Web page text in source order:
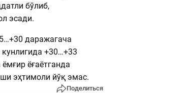
бўлиб,
эсади.
даражагача
кунлигида +30…+33
ёғаётганда
эҳтимоли йўқ эмас.
Поделиться